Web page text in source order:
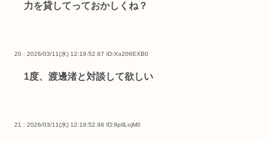
力を貸してっておかしくね？
20 : 2026/03/11(水) 12:19:52.67 ID:Xo206EXB0
1度、渡邊渚と対談して欲しい
21 : 2026/03/11(水) 12:19:52.96 ID:9pIlLojM0